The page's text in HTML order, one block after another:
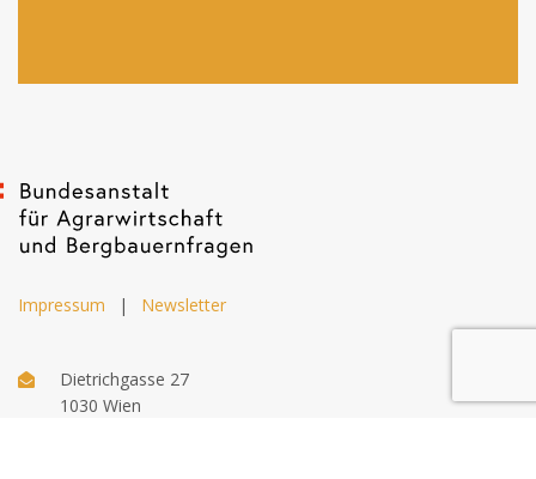
Impressum | Newsletter
Dietrichgasse 27
1030 Wien